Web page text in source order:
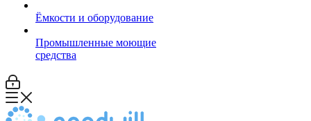
Ёмкости и оборудование
Промышленные моющие
средства